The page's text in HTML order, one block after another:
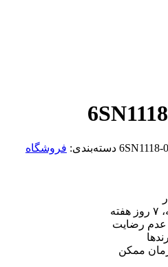
دسته‌بندی: فروشگاه
رضایت
ممکن